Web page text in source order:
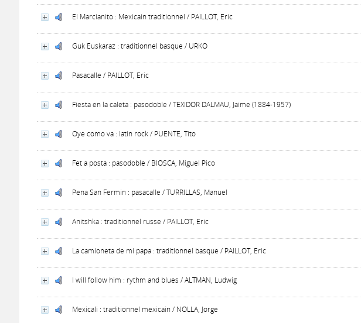
El Marcianito : Mexicain traditionnel / PAILLOT, Eric
Guk Euskaraz : traditionnel basque / URKO
Pasacalle / PAILLOT, Eric
Fiesta en la caleta : pasodoble / TEXIDOR DALMAU, Jaime (1884-1957)
Oye como va : latin rock / PUENTE, Tito
Fet a posta : pasodoble / BIOSCA, Miguel Pico
Pena San Fermin : pasacalle / TURRILLAS, Manuel
Anitshka : traditionnel russe / PAILLOT, Eric
La camioneta de mi papa : traditionnel basque / PAILLOT, Eric
I will follow him : rythm and blues / ALTMAN, Ludwig
Mexicali : traditionnel mexicain / NOLLA, Jorge